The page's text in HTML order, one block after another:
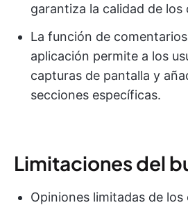
garantiza la calidad de los
La función de
aplicación permite a los
capturas de pantalla y
secciones específicas.
Limitaciones del
Opiniones limitadas de los